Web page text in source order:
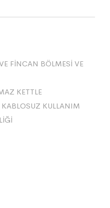
FİNCAN BÖLMESİ VE
KETTLE
KULLANIM